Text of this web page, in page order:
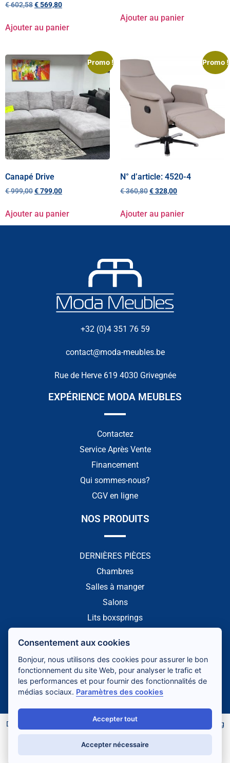
€602,58€569,80
Ajouter au panier
Ajouter au panier
Promo !
Canapé Drive
€999,00€799,00
Ajouter au panier
Promo !
N° d’article: 4520-4
€360,80€328,00
Ajouter au panier
+32 (0)4 351 76 59
contact@moda-meubles.be
Rue de Herve 619 4030 Grivegnée
EXPÉRIENCE MODA MEUBLES
Contactez
Service Après Vente
Financement
Qui sommes-nous?
CGV en ligne
NOS PRODUITS
DERNIÈRES PIÈCES
Chambres
Salles à manger
Salons
Lits boxsprings
NOTRE PAGE FACEBOOK
Développement web maintenance et support Gadiros Consulting
Nederlands(Néerlandais)
Consentement aux cookies
Bonjour, nous utilisons des cookies pour assurer le bon
fonctionnement du site Web, pour analyser le trafic et
les performances et pour fournir des fonctionnalités de
médias sociaux. Paramètres des cookies
Accepter tout
Accepter nécessaire